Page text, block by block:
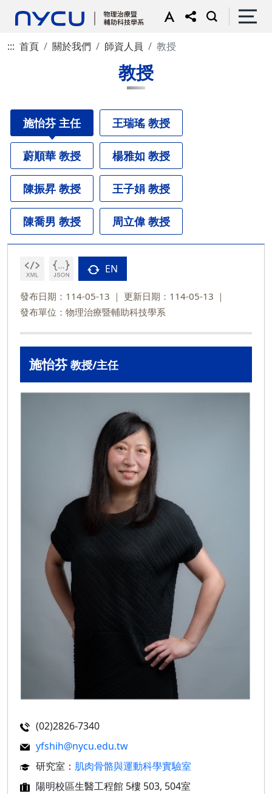
::: 首頁 關於我們 師資人員 教授
教授
施怡芬 主任 王瑞瑤 教授
蔚順華 教授 楊雅如 教授
陳振昇 教授 王子娟 教授
陳喬男 教授 周立偉 教授
EN
發布日期：114-05-13
更新日期：114-05-13
發布單位：物理治療暨輔助科技學系
施怡芬教授/主任
(02)2826-7340
yfshih@nycu.edu.tw
研究室： 肌肉骨骼與運動科學實驗室
陽明校區生醫工程館 5樓 503, 504室